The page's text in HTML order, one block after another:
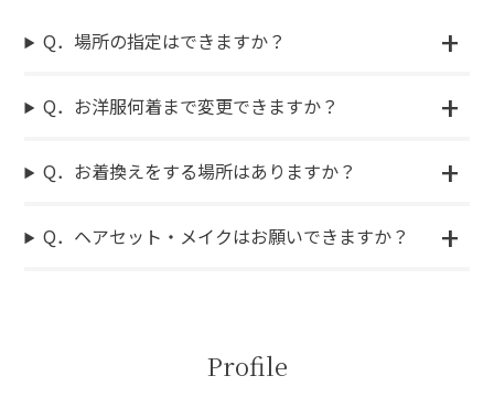
Q．場所の指定はできますか？
Q．お洋服何着まで変更できますか？
Q．お着換えをする場所はありますか？
Q．ヘアセット・メイクはお願いできますか？
Profile